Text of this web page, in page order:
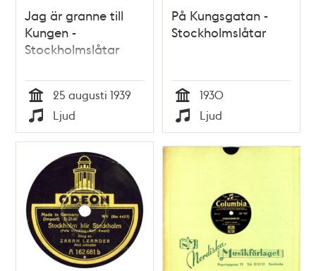
Jag är granne till
Kungen -
Stockholmslåtar
Tid
25 augusti 1939
Typ
Ljud
På Kungsgatan -
Stockholmslåtar
Tid
1930
Typ
Ljud